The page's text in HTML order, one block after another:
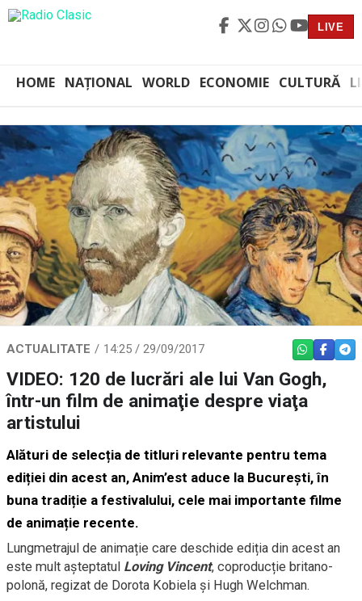
LIVE
HOME NAȚIONAL WORLD ECONOMIE CULTURĂ
ACTUALITATE 14:25 / 29/09/2017 WHATSAPP
VIDEO: 120 de lucrări ale lui Van Gogh,
într-un film de animaţie despre viaţa
artistului
Alături de selecția de titluri relevante pentru tema
ediției din acest an, Anim’est aduce la București, în
buna tradiție a festivalului, cele mai importante filme
de animație recente.
Lungmetrajul de animație care deschide ediția din acest an
este mult așteptatul Loving Vincent, coproducție britano-
polonă, regizat de Dorota Kobiela și Hugh Welchman.